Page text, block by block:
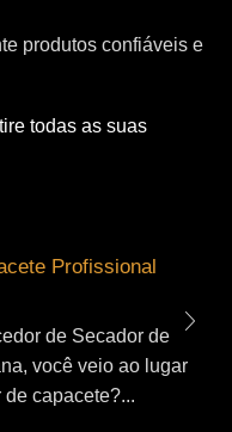
produtos confiáveis e
todas as suas
Profissional
de Secador de
você veio ao lugar
capacete?...